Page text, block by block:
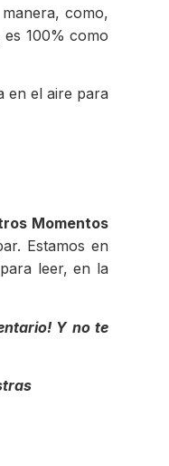
como,
100% como
en el aire para
Momentos
Estamos en
leer, en la
Y no te